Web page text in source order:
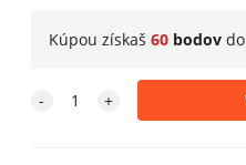
Kúpou získaš 60bodovdo